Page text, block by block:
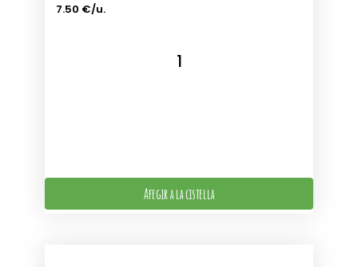
7.50 €/u.
Afegir a la cistella